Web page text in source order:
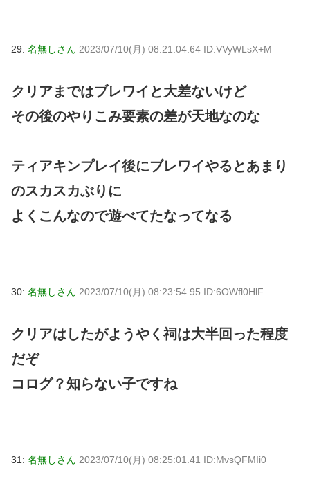
29: 名無しさん 2023/07/10(月) 08:21:04.64 ID:VVyWLsX+M
クリアまではブレワイと大差ないけど
その後のやりこみ要素の差が天地なのな
ティアキンプレイ後にブレワイやるとあまり
のスカスカぶりに
よくこんなので遊べてたなってなる
30: 名無しさん 2023/07/10(月) 08:23:54.95 ID:6OWfl0HlF
クリアはしたがようやく祠は大半回った程度
だぞ
コログ？知らない子ですね
31: 名無しさん 2023/07/10(月) 08:25:01.41 ID:MvsQFMIi0